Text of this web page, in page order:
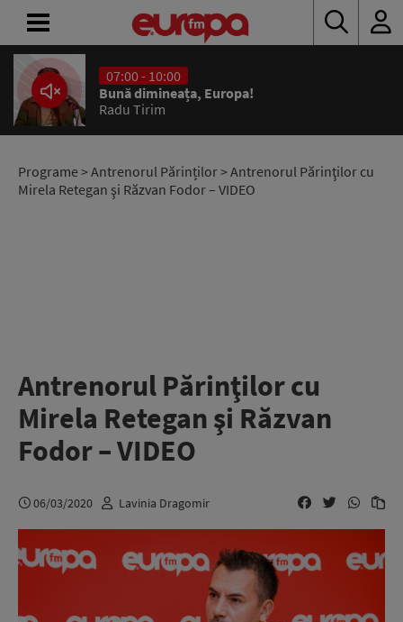
07:00 - 10:00
Bună dimineața, Europa!
Radu Tirim
Programe> Antrenorul Părinților> Antrenorul Părinţilor cu
Mirela Retegan şi Răzvan Fodor – VIDEO
Antrenorul Părinţilor cu
Mirela Retegan şi Răzvan
Fodor – VIDEO
06/03/2020 Lavinia Dragomir
ACASĂ
ȘTIRI
RADIO